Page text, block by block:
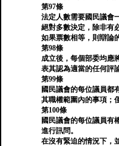
第97條
法定人數需要國民議會
絕對多數決定，除非有
如果票數相等，則辯論
第98條
成立後，每個部委均應
表其認為適當的任何評論
第99條
國民議會的每位議員都
其職權範圍內的事項；
第100條
國民議會的每位議員有
進行訊問。
在沒有緊迫的情況下，